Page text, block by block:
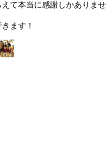
て本当に感謝しかありませ
ます！